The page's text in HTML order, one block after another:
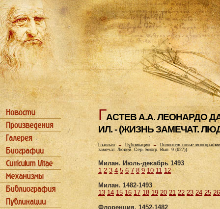
ГАСТЕВ А.А. ЛЕОHАРДО ДА
ИЛ. - (ЖИЗHЬ ЗАМЕЧАТ.
Главная→ Публикации → Полнотекстовые монографии
замечат. Людей. Сер. Биогр. Вып. 9 (627)).
Милан. Июль-декабрь 1493
1 2 3 4 5 6 7 8 9 10 11 12
Милан. 1482-1493
13 14 15 16 17 18 19 20 21 22 23 24 25 26
Флоренция. 1452-1482